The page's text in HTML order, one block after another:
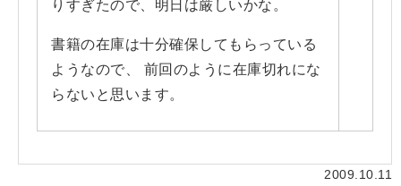
りすぎたので、明日は厳しいかな。
書籍の在庫は十分確保してもらっている
ようなので、 前回のように在庫切れにな
らないと思います。
2009.10.11